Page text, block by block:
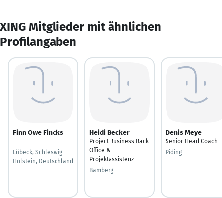
XING Mitglieder mit ähnlichen
Profilangaben
Finn Owe Fincks
---
Lübeck, Schleswig-
Holstein, Deutschland
Heidi Becker
Project Business Back
Office &
Projektassistenz
Bamberg
Denis Meye
Senior Head Coach
Piding